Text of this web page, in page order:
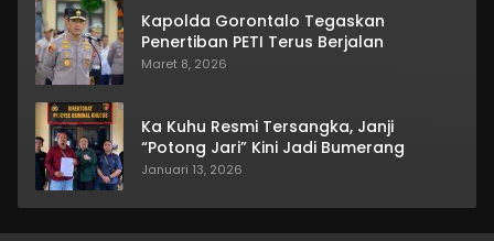
Kapolda Gorontalo Tegaskan
Penertiban PETI Terus Berjalan
Maret 8, 2026
Ka Kuhu Resmi Tersangka, Janji
“Potong Jari” Kini Jadi Bumerang
Januari 13, 2026